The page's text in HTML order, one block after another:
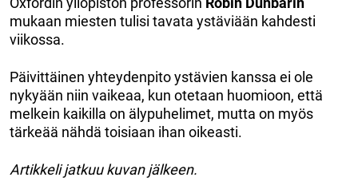
mukaan miesten tulisi tavata ystäviään kahdesti
viikossa.
Päivittäinen yhteydenpito ystävien kanssa ei ole
nykyään niin vaikeaa, kun otetaan huomioon, että
melkein kaikilla on älypuhelimet, mutta on myös
tärkeää nähdä toisiaan ihan oikeasti.
Artikkeli jatkuu kuvan jälkeen.